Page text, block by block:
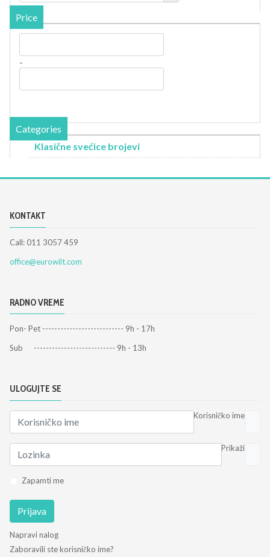
Price
-
Categories
Klasične svećice brojevi
KONTAKT
Call: 011 3057 459
office@eurowilt.com
RADNO VREME
Pon- Pet --------------------------- 9h - 17h
Sub --------------------------- 9h - 13h
ULOGUJTE SE
Korisničko ime
Prikaži
Zapamti me
Prijava
Napravi nalog
Zaboravili ste korisničko ime?